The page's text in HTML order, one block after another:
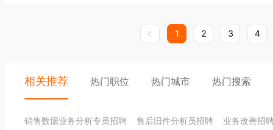
1 2 3 4
相关推荐 热门职位 热门城市 热门搜索
销售数据业务分析专员招聘 售后旧件分析员招聘 业务改善招